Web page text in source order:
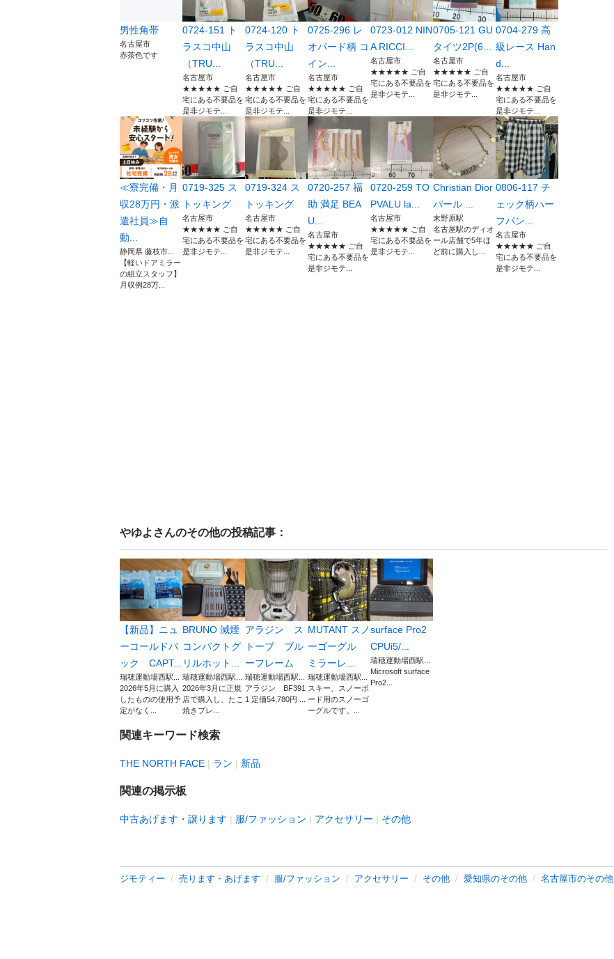
男性角帯
名古屋市
赤茶色です
0724-151 ト
ラスコ中山
（TRU...
名古屋市
★★★★★ ご自
宅にある不要品を
是非ジモテ...
0724-120 ト
ラスコ中山
（TRU...
名古屋市
★★★★★ ご自
宅にある不要品を
是非ジモテ...
0725-296 レ
オパード柄 コ
イン...
名古屋市
★★★★★ ご自
宅にある不要品を
是非ジモテ...
0723-012 NIN
A RICCI...
名古屋市
★★★★★ ご自
宅にある不要品を
是非ジモテ...
0705-121 GU
タイツ2P(6...
名古屋市
★★★★★ ご自
宅にある不要品を
是非ジモテ...
0704-279 高
級レース Han
d...
名古屋市
★★★★★ ご自
宅にある不要品を
是非ジモテ...
≪寮完備・月
収28万円・派
遣社員≫自
動...
静岡県 藤枝市...
【軽いドアミラー
の組立スタッフ】
月収例28万...
0719-325 ス
トッキング
名古屋市
★★★★★ ご自
宅にある不要品を
是非ジモテ...
0719-324 ス
トッキング
名古屋市
★★★★★ ご自
宅にある不要品を
是非ジモテ...
0720-257 福
助 満足 BEA
U...
名古屋市
★★★★★ ご自
宅にある不要品を
是非ジモテ...
0720-259 TO
PVALU la...
名古屋市
★★★★★ ご自
宅にある不要品を
是非ジモテ...
Christian Dior
パール ...
末野原駅
名古屋駅のディオ
ール店舗で5年ほ
ど前に購入し...
0806-117 チ
ェック柄ハー
フパン...
名古屋市
★★★★★ ご自
宅にある不要品を
是非ジモテ...
やゆよ さんのその他の投稿記事：
【新品】ニュ
ーコールドパ
ック CAPT...
瑞穂運動場西駅...
2026年5月に購入
したものの使用予
定がなく...
BRUNO 減煙
コンパクトグ
リルホット...
瑞穂運動場西駅...
2026年3月に正規
店で購入し、たこ
焼きプレ...
アラジン ス
トーブ ブル
ーフレーム
瑞穂運動場西駅...
アラジン BF391
1 定価54,780円 ...
MUTANT スノ
ーゴーグル
ミラーレ...
瑞穂運動場西駅...
スキー、スノーボ
ード用のスノーゴ
ーグルです。...
surface Pro2
CPUi5/...
瑞穂運動場西駅...
Microsoft surface
Pro2...
関連キーワード検索
THE NORTH FACE ラン 新品
関連の掲示板
中古あげます・譲ります 服/ファッション アクセサリー その他
ジモティー 売ります・あげます 服/ファッション アクセサリー その他 愛知県のその他 名古屋市のその他